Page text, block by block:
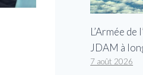
L’Armée
JDAM à
7 août 2026